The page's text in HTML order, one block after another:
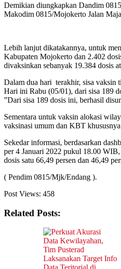
Demikian diungkapkan Dandim
Makodim 0815/Mojokerto Jalan
Lebih lanjut dikatakannya, untuk
Kabupaten Mojokerto dan 2.402
divaksinkan sebanyak 19.384 dosis
Dalam dua hari terakhir, sisa vaksin
Hari ini Rabu (05/01), dari sisa 189
”Dari sisa 189 dosis ini, berhasil
Sementara untuk vaksin alokasi
vaksinasi umum dan KBT
Sekedar informasi, berdasarkan
per 4 Januari 2022 pukul 18.00 WIB,
dosis satu 66,49 persen dan 46,49
( Pendim 0815/Mjk/Endang ).
Post Views: 458
Related Posts: